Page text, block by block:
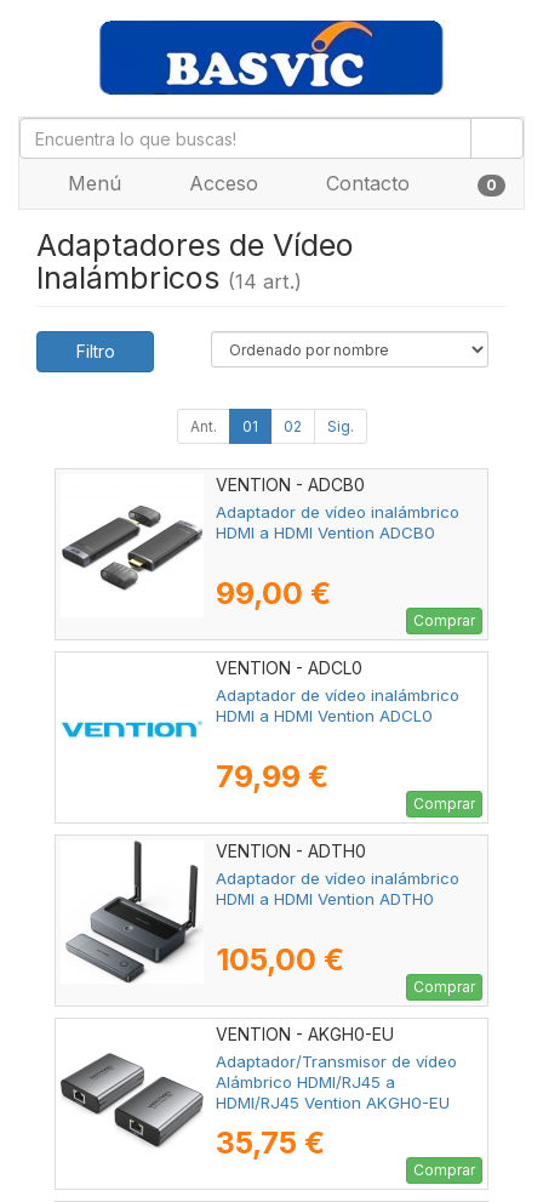
Menú Acceso Contacto 0
Adaptadores de Vídeo
Inalámbricos (14 art.)
Filtro
Ant. 01 02 Sig.
VENTION - ADCB0
Adaptador de vídeo inalámbrico
HDMI a HDMI Vention ADCB0
99,00 €
Comprar
VENTION - ADCL0
Adaptador de vídeo inalámbrico
HDMI a HDMI Vention ADCL0
79,99 €
Comprar
VENTION - ADTH0
Adaptador de vídeo inalámbrico
HDMI a HDMI Vention ADTH0
105,00 €
Comprar
VENTION - AKGH0-EU
Adaptador/Transmisor de vídeo
Alámbrico HDMI/RJ45 a
HDMI/RJ45 Vention AKGH0-EU
35,75 €
Comprar